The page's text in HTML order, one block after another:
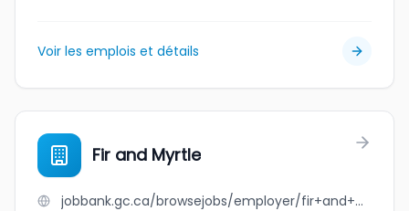
Voir les emplois et détails
Fir and Myrtle
jobbank.gc.ca/browsejobs/employer/fir+and+myrtle/ca